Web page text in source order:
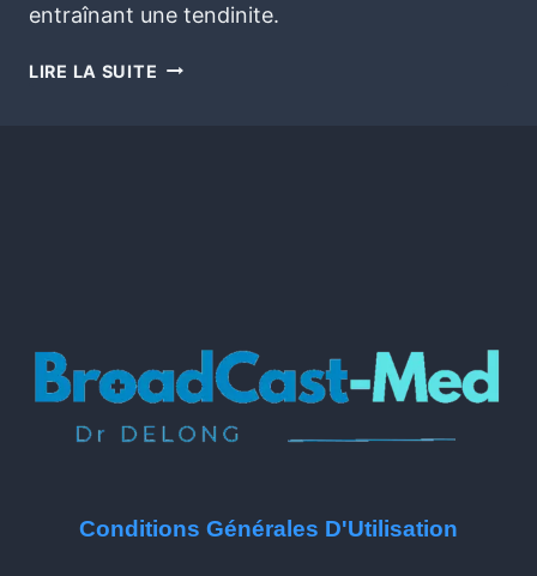
entraînant une tendinite.
LIRE LA SUITE
Conditions Générales D'Utilisation